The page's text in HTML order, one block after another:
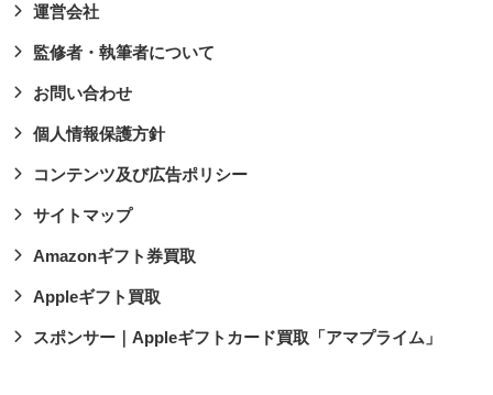
運営会社
監修者・執筆者について
お問い合わせ
個人情報保護方針
コンテンツ及び広告ポリシー
サイトマップ
Amazonギフト券買取
Appleギフト買取
スポンサー｜Appleギフトカード買取「アマプライム」